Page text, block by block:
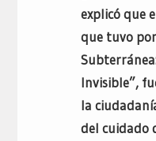
explicó que
que tuvo
Invisible”,
la
del cuidado